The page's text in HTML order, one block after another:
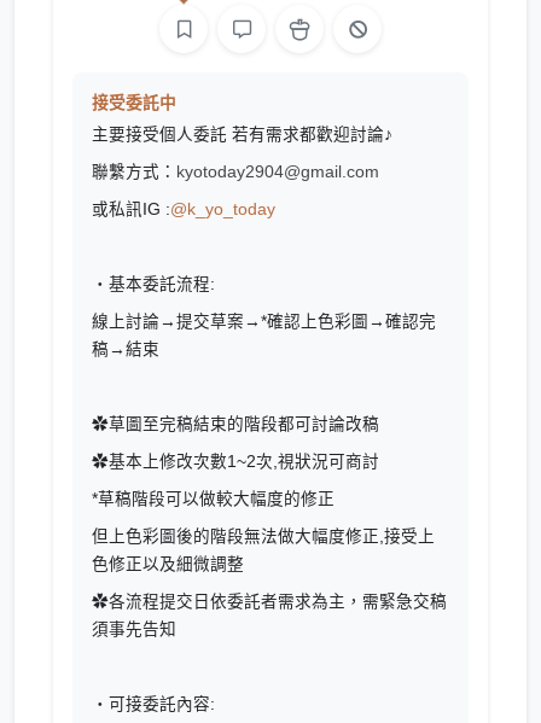
接受委託中
主要接受個人委託 若有需求都歡迎討論♪
聯繫方式： kyotoday2904@gmail.com
或私訊IG :@k_yo_today
・基本委託流程:
線上討論→提交草案→*確認上色彩圖→確認完
稿→結束
✿草圖至完稿結束的階段都可討論改稿
✿基本上修改次數1~2次,視狀況可商討
*草稿階段可以做較大幅度的修正
但上色彩圖後的階段無法做大幅度修正,接受上
色修正以及細微調整
✿各流程提交日依委託者需求為主，需緊急交稿
須事先告知
・可接委託內容: